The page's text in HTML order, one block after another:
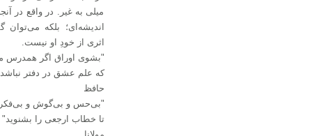
میلی به غیر. در واقع در
اندیشه‌ای؛ بلکه می‌توان
اثری از خودِ او نیست.
"بشوی اوراق اگر همدرس
که علم عشق در دفتر
حافظ
"بی‌حس و بی‌گوش و
تا خطاب ارجعی را بشنوید"